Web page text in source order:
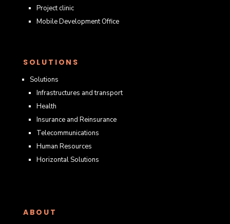
Project clinic
Mobile Development Office
SOLUTIONS
Solutions
Infrastructures and transport
Health
Insurance and Reinsurance
Telecommunications
Human Resources
Horizontal Solutions
ABOUT